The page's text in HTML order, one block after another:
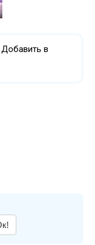
Добавить в